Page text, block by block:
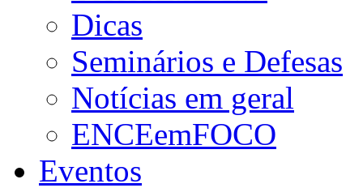
Dicas
Seminários e Defesas
Notícias em geral
ENCEemFOCO
Eventos